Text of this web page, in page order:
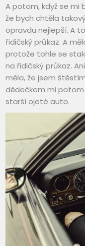
A potom, když se mi
že bych chtěla
opravdu nejlepší. A
řidičský průkaz. A
protože tohle se
na řidičský průkaz.
měla, že jsem
dědečkem mi
starší ojeté auto.